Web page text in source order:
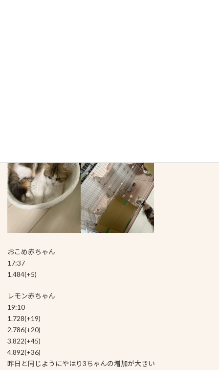
おこめ赤ちゃん
17:37
1.484(+5)
レモン赤ちゃん
19:10
1.728(+19)
2.786(+20)
3.822(+45)
4.892(+36)
昨日と同じようにやはり3ちゃんの増加が大きい